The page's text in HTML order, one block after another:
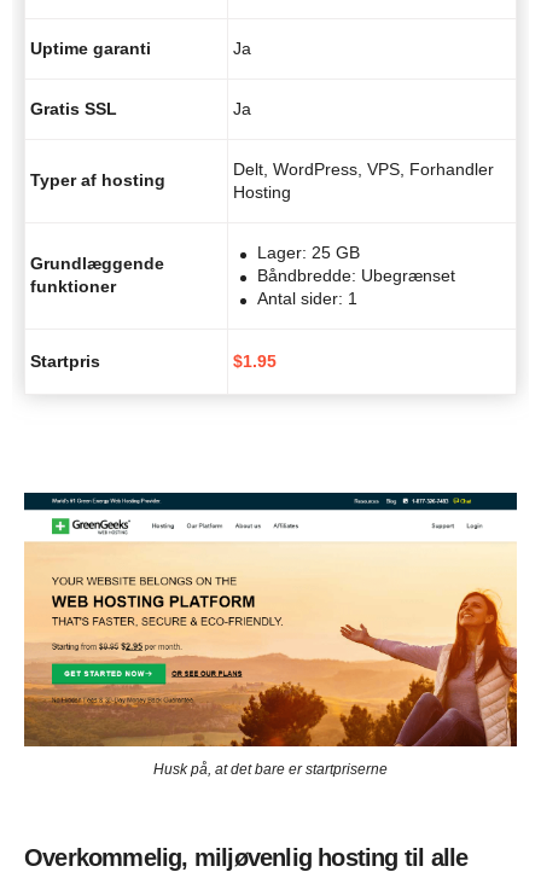
Uptime garanti Ja
Gratis SSL Ja
Typer af hosting
Delt, WordPress, VPS, Forhandler
Hosting
Grundlæggende
funktioner
Lager: 25 GB
Båndbredde: Ubegrænset
Antal sider: 1
Startpris $1.95
Husk på, at det bare er startpriserne
Overkommelig, miljøvenlig hosting til alle